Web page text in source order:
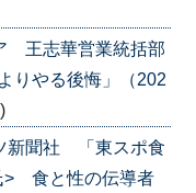
王志華営業統括部
りやる後悔」（202
新聞社 「東スポ食
> 食と性の伝導者